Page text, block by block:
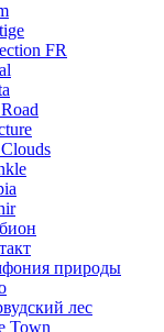
FR
природы
лес
Town